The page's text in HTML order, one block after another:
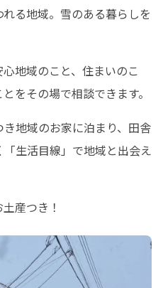
る地域。雪のある暮らしを
地域のこと、住まいのこ
をその場で相談できます。
地域のお家に泊まり、田舎
生活目線」で地域と出会え
産つき！